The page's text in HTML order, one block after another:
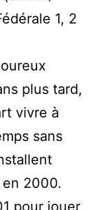
1, 2
plus tard,
vivre à
sans
2000.
pour jouer